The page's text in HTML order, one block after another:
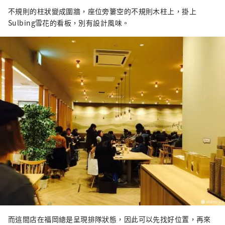
不規則的柱狀變成圍牆，座位旁簍空的不規則木柱上，掛上
Sulbing雪花的看板，別有設計風味。
而這間店在福岡總是呈現排隊狀態，因此可以先找好位置，再來